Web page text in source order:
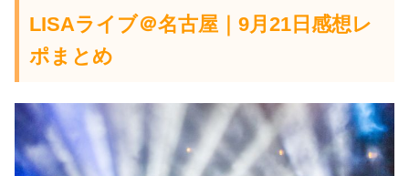
LISAライブ＠名古屋｜9月21日感想レ
ポまとめ